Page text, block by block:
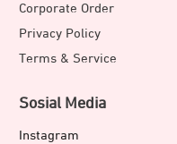
Corporate Order
Privacy Policy
Terms & Service
Sosial Media
Instagram